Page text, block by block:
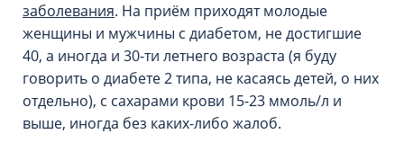
заболевания. На приём приходят молодые
женщины и мужчины с диабетом, не достигшие
40, а иногда и 30-ти летнего возраста (я буду
говорить о диабете 2 типа, не касаясь детей, о них
отдельно), с сахарами крови 15-23 ммоль/л и
выше, иногда без каких-либо жалоб.